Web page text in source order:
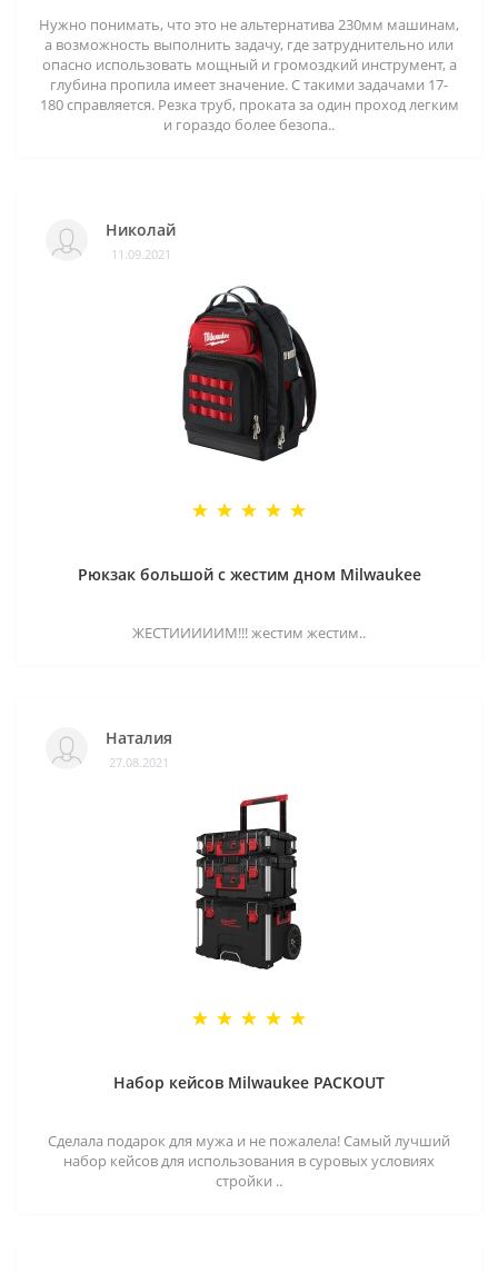
Нужно понимать, что это не альтернатива 230мм машинам,
а возможность выполнить задачу, где затруднительно или
опасно использовать мощный и громоздкий инструмент, а
глубина пропила имеет значение. С такими задачами 17-
180 справляется. Резка труб, проката за один проход легким
и гораздо более безопа..
Николай
11.09.2021
Рюкзак большой с жестим дном Milwaukee
ЖЕСТИИИИИМ!!! жестим жестим..
Наталия
27.08.2021
Набор кейсов Milwaukee PACKOUT
Сделала подарок для мужа и не пожалела! Самый лучший
набор кейсов для использования в суровых условиях
стройки ..